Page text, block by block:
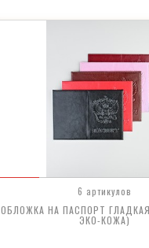
6 артикулов
ОБЛОЖКА НА ПАСПОРТ
ЭКО-КОЖА)